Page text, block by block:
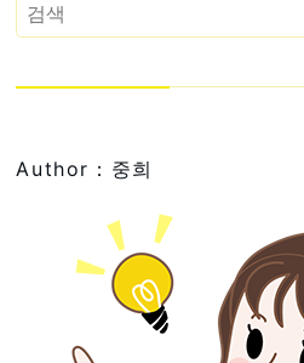
Author：중희